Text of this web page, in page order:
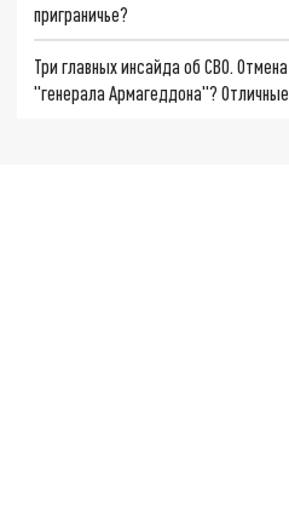
приграничье?
Три главных инсайда об СВО.
"генерала Армагеддона"?